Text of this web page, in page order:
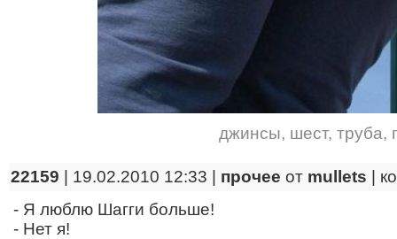
джинсы, шест, труба,
22159 | 19.02.2010 12:33 | прочее от mullets
- Я люблю Шагги больше!
- Нет я!